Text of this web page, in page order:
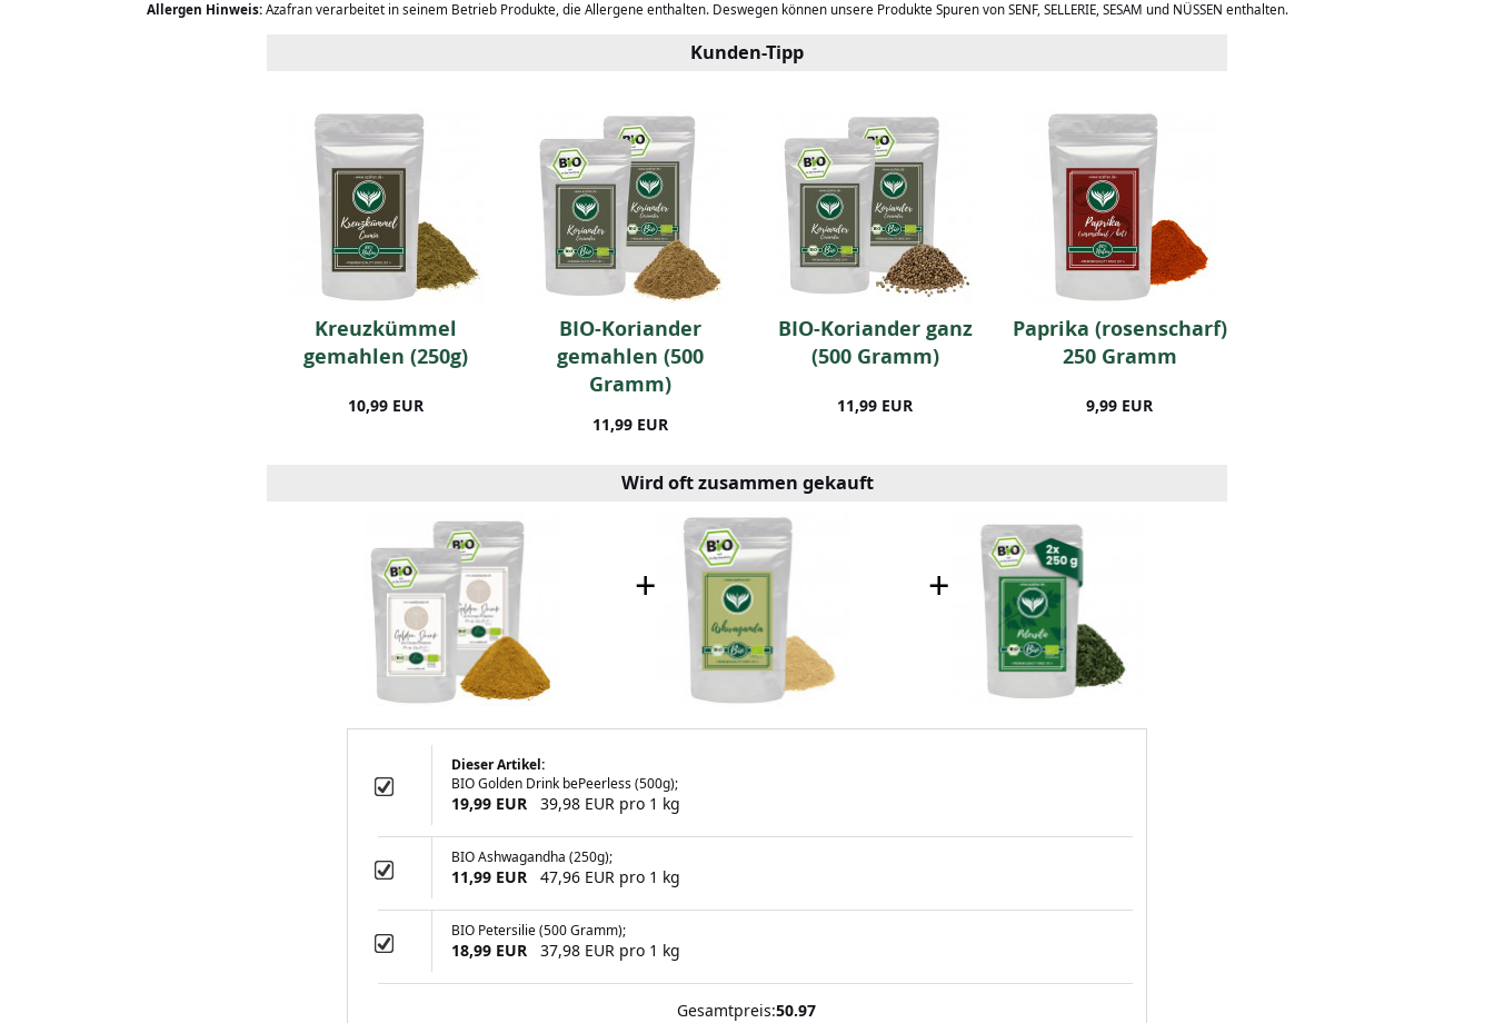
Allergen Hinweis: Azafran verarbeitet in seinem Betrieb Produkte, die Allergene enthalten. Deswegen können unsere Produkte Spuren von SENF, SELLERIE, SESAM und NÜSSEN enthalten.
Kunden-Tipp
Kreuzkümmel
gemahlen (250g)
10,99 EUR
BIO-Koriander
gemahlen (500
Gramm)
11,99 EUR
BIO-Koriander ganz
(500 Gramm)
11,99 EUR
Paprika (rosenscharf)
250 Gramm
9,99 EUR
Wird oft zusammen gekauft
+ +
Dieser Artikel:
BIO Golden Drink bePeerless (500g);
19,99 EUR 39,98 EUR pro 1 kg
BIO Ashwagandha (250g);
11,99 EUR 47,96 EUR pro 1 kg
BIO Petersilie (500 Gramm);
18,99 EUR 37,98 EUR pro 1 kg
Gesamtpreis:50.97